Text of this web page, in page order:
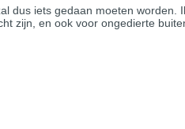
dus iets gedaan moeten
zijn, en ook voor ongedierte